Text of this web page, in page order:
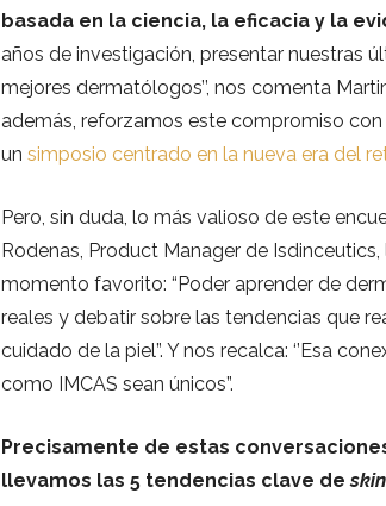
basada en la ciencia, la eficacia y la
años de investigación, presentar nuestras
mejores dermatólogos’’, nos comenta
además, reforzamos este compromiso
un simposio centrado en la nueva era del
Pero, sin duda, lo más valioso de este
Rodenas, Product Manager de
momento favorito: “Poder aprender de
reales y debatir sobre las tendencias que
cuidado de la piel”. Y nos recalca: ‘’Esa
como IMCAS sean únicos”.
Precisamente de estas
llevamos las 5 tendencias clave de